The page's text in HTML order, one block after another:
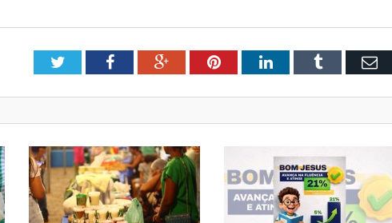
TwitterFacebookGoogle+PinterestLinkedInTumblr